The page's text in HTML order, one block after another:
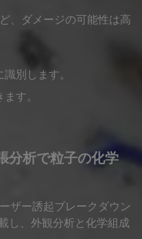
、ダメージの可能性は高
別します。
す。
分析で粒子の化学
ザー誘起ブレークダウン
し、外観分析と化学組成